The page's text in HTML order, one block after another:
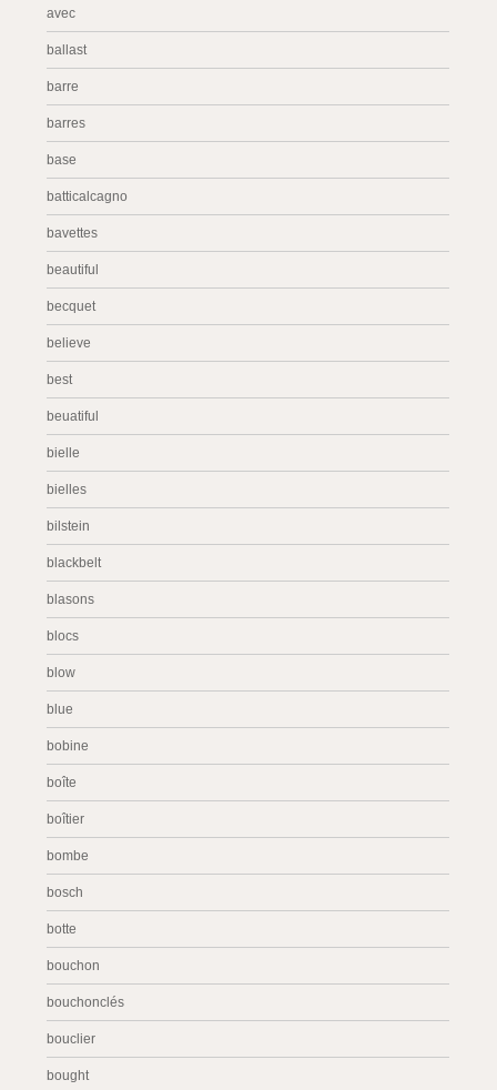
avec
ballast
barre
barres
base
batticalcagno
bavettes
beautiful
becquet
believe
best
beuatiful
bielle
bielles
bilstein
blackbelt
blasons
blocs
blow
blue
bobine
boîte
boîtier
bombe
bosch
botte
bouchon
bouchonclés
bouclier
bought